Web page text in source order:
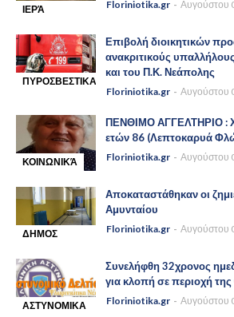
ΙΕΡΆ
ΦΛΩΡΊΝΗΣ
ΠΡΕΣΠΏΝ
ΕΟΡΔΑΊΑΣ
Floriniotika.gr Αυγούστου
ΠΥΡΟΣΒΕΣΤΙΚΑ
Επιβολή διοικητικών
ανακριτικούς
και του Π.Κ. Νεάπολης
Floriniotika.gr Αυγούστου
ΚΟΙΝΩΝΙΚΆ
ΠΕΝΘΙΜΟ ΑΓΓΕΛΤΗΡΙΟ :
ετών 86 (Λεπτοκαρυά
Floriniotika.gr Αυγούστου
ΔΗΜΟΣ
Αποκαταστάθηκαν οι
Αμυνταίου
Floriniotika.gr Αυγούστου
ΑΣΤΥΝΟΜΙΚΑ
Συνελήφθη 32χρονος
για κλοπή σε περιοχή
Floriniotika.gr Αυγούστου